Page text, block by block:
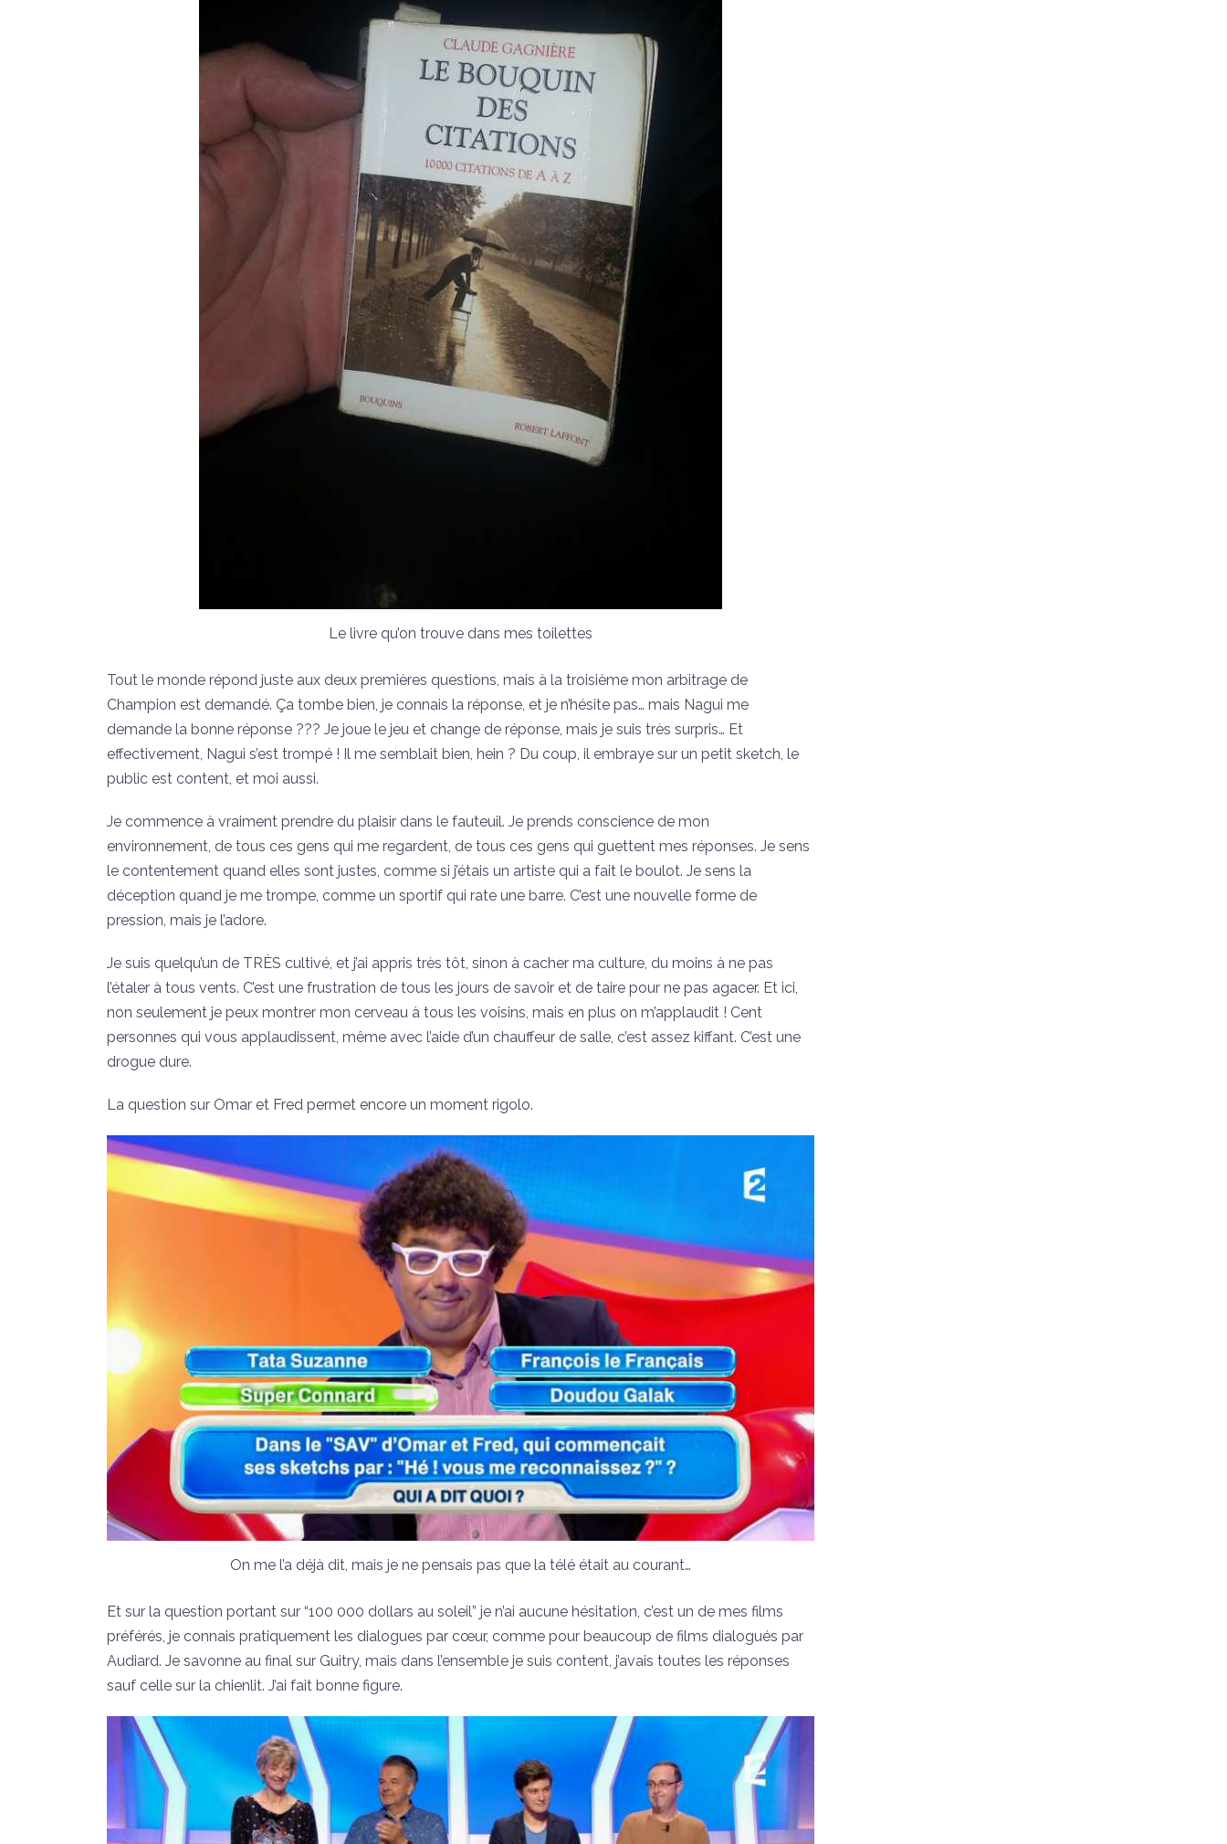
Le livre qu’on trouve dans mes toilettes
Tout le monde répond juste aux deux premières questions, mais à la troisième mon arbitrage de
Champion est demandé. Ça tombe bien, je connais la réponse, et je n’hésite pas… mais Nagui me
demande la bonne réponse ??? Je joue le jeu et change de réponse, mais je suis très surpris… Et
effectivement, Nagui s’est trompé ! Il me semblait bien, hein ? Du coup, il embraye sur un petit sketch, le
public est content, et moi aussi.
Je commence à vraiment prendre du plaisir dans le fauteuil. Je prends conscience de mon
environnement, de tous ces gens qui me regardent, de tous ces gens qui guettent mes réponses. Je sens
le contentement quand elles sont justes, comme si j’étais un artiste qui a fait le boulot. Je sens la
déception quand je me trompe, comme un sportif qui rate une barre. C’est une nouvelle forme de
pression, mais je l’adore.
Je suis quelqu’un de TRÈS cultivé, et j’ai appris très tôt, sinon à cacher ma culture, du moins à ne pas
l’étaler à tous vents. C’est une frustration de tous les jours de savoir et de taire pour ne pas agacer. Et ici,
non seulement je peux montrer mon cerveau à tous les voisins, mais en plus on m’applaudit ! Cent
personnes qui vous applaudissent, même avec l’aide d’un chauffeur de salle, c’est assez kiffant. C’est une
drogue dure.
La question sur Omar et Fred permet encore un moment rigolo.
On me l’a déjà dit, mais je ne pensais pas que la télé était au courant…
Et sur la question portant sur “100 000 dollars au soleil” je n’ai aucune hésitation, c’est un de mes films
préférés, je connais pratiquement les dialogues par cœur, comme pour beaucoup de films dialogués par
Audiard. Je savonne au final sur Guitry, mais dans l’ensemble je suis content, j’avais toutes les réponses
sauf celle sur la chienlit. J’ai fait bonne figure.